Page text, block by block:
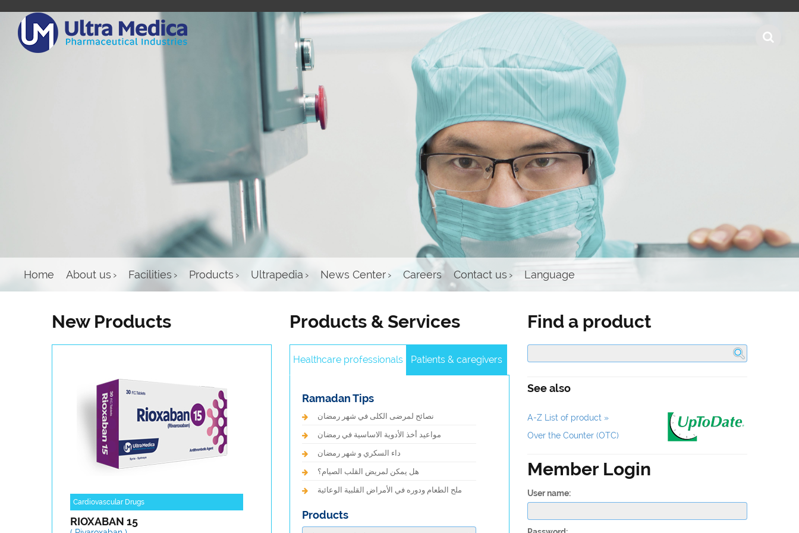
Home About us › Facilities › Products › Ultrapedia › News Center› Careers Contact us › Language
New Products
Cardiovascular Drugs
RIOXABAN 15 RIOXABAN 10
Cardiovascular Drugs
Valican – H 160/12.5
Cardiovascular Drugs
Valican – H 320/25
Products & Services
Healthcare professionals Patients & caregivers
Ramadan Tips
نصائح لمرضى الكلى في شهر رمضان
مواعيد أخذ الأدوية الاساسية في رمضان
داء السكري و شهر رمضان
هل يمكن لمريض القلب الصيام؟
ملح الطعام ودوره في الأمراض القلبية الوعائية
Products
Find a product
See also
A-Z List of product »
Over the Counter (OTC)
Member Login
User name: